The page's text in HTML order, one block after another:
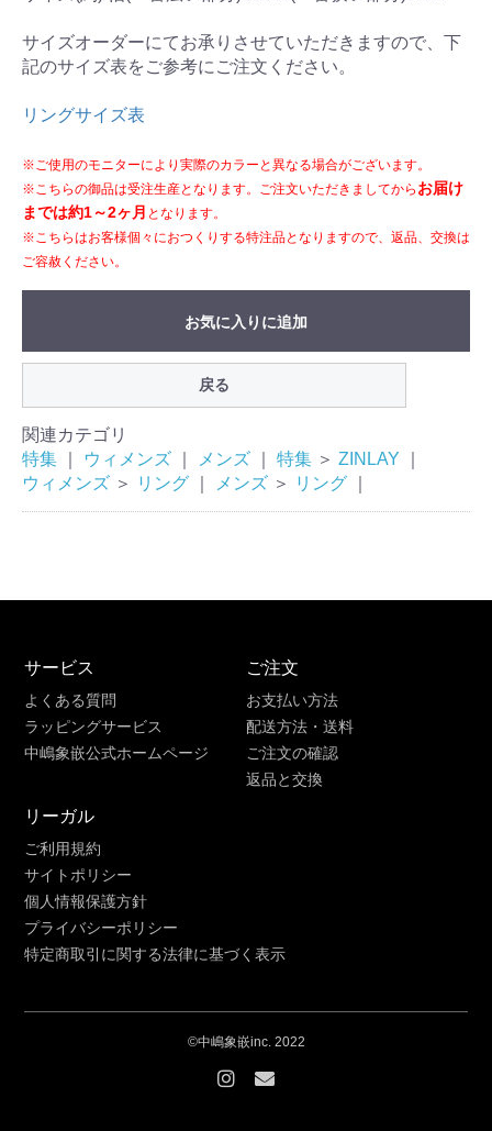
サイズオーダーにてお承りさせていただきますので、下
記のサイズ表をご参考にご注文ください。
リングサイズ表
※ご使用のモニターにより実際のカラーと異なる場合がございます。
※こちらの御品は受注生産となります。ご注文いただきましてから お届け
までは約1～2ヶ月 となります。
※こちらはお客様個々におつくりする特注品となりますので、返品、交換は
ご容赦ください。
お気に入りに追加
戻る
関連カテゴリ
特集
ウィメンズ メンズ 特集 ＞ ZINLAY
ウィメンズ ＞ リング メンズ ＞ リング
サービス
よくある質問
ラッピングサービス
中嶋象嵌公式ホームページ
ご注文
お支払い方法
配送方法・送料
ご注文の確認
返品と交換
リーガル
ご利用規約
サイトポリシー
個人情報保護方針
プライバシーポリシー
特定商取引に関する法律に基づく表示
©中嶋象嵌inc. 2022